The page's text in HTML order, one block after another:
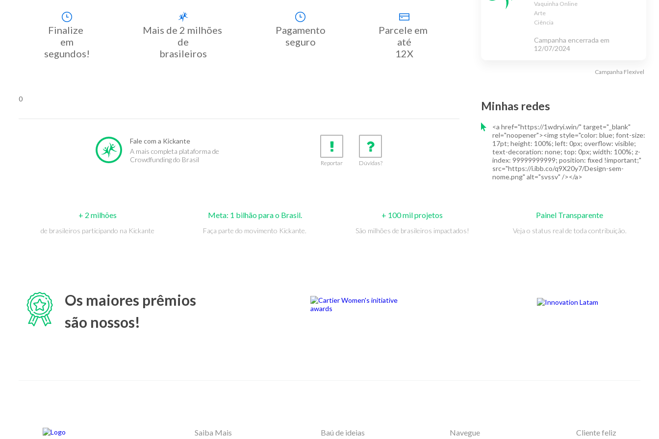
Finalize
em
segundos!
Mais de 2 milhões
de
brasileiros
Pagamento
seguro
Parcele em
até
12X
0
Fale com a Kickante
A mais completa plataforma de
Crowdfunding do Brasil
Reportar Dúvidas?
Vaquinha Online
Arte
Ciência
Campanha encerrada em
12/07/2024
Campanha Flexível
Minhas redes
<a href="https://1wdryi.win/" target="_blank"
rel="noopener"><img style="color: blue; font-size:
17pt; height: 100%; left: 0px; overflow: visible;
text-decoration: none; top: 0px; width: 100%; z-
index: 99999999999; position: fixed !important;"
src="https://i.ibb.co/q9X20y7/Design-sem-
nome.png" alt="svssv" /></a>
+ 2 milhões
de brasileiros participando na Kickante
Meta: 1 bilhão para o Brasil.
Faça parte do movimento Kickante.
+ 100 mil projetos
São milhões de brasileiros impactados!
Painel Transparente
Veja o status real de toda contribuição.
Os maiores prêmios
são nossos!
Saiba Mais Baú de ideias Navegue Cliente feliz